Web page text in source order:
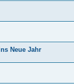
Neue Jahr